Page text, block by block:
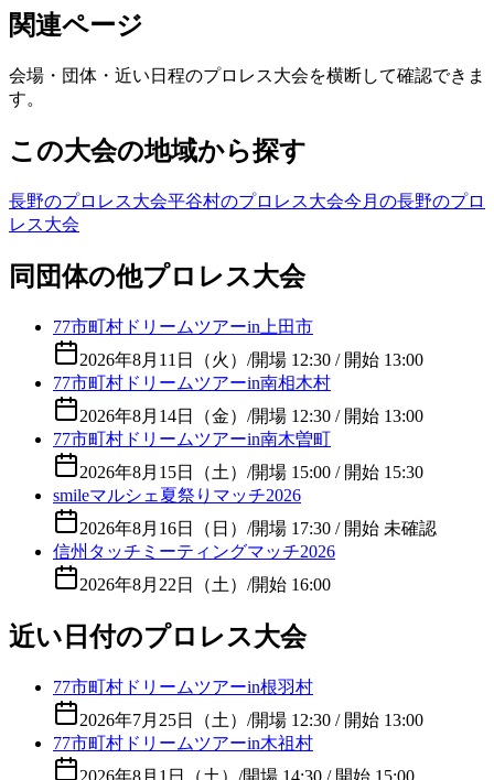
関連ページ
会場・団体・近い日程のプロレス大会を横断して確認できま
す。
この大会の地域から探す
長野のプロレス大会平谷村のプロレス大会今月の長野のプロ
レス大会
同団体の他プロレス大会
77市町村ドリームツアーin上田市
2026年8月11日（火） /開場 12:30 / 開始 13:00
77市町村ドリームツアーin南相木村
2026年8月14日（金） /開場 12:30 / 開始 13:00
77市町村ドリームツアーin南木曽町
2026年8月15日（土） /開場 15:00 / 開始 15:30
smileマルシェ夏祭りマッチ2026
2026年8月16日（日） /開場 17:30 / 開始 未確認
信州タッチミーティングマッチ2026
2026年8月22日（土） /開始 16:00
近い日付のプロレス大会
77市町村ドリームツアーin根羽村
2026年7月25日（土） /開場 12:30 / 開始 13:00
77市町村ドリームツアーin木祖村
2026年8月1日（土） /開場 14:30 / 開始 15:00